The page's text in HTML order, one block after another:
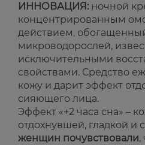
ИННОВАЦИЯ: ночной
концентрированным
действием,
микроводорослей,
исключительными
свойствами. Средство
кожу и дарит эффект
сияющего лица.
Эффект «+2 часа сна» –
отдохнувшей, гладкой и
женщин почувствовали,